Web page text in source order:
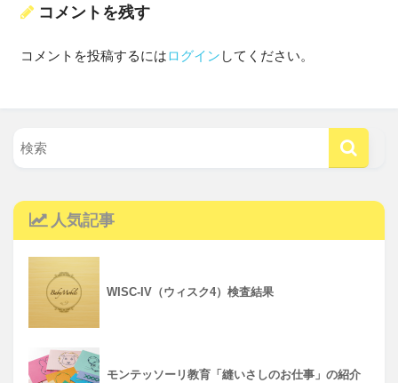
コメントを残す
コメントを投稿するにはログイン してください。
人気記事
WISC-IV（ウィスク4）検査結果
モンテッソーリ教育「縫いさしのお仕事」の紹介